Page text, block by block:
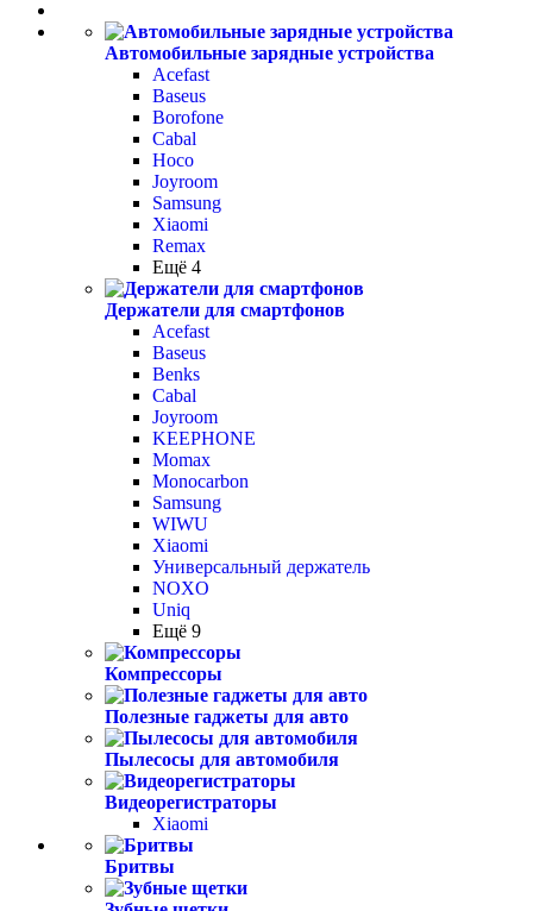
Автомобильные зарядные устройства
Acefast
Baseus
Borofone
Cabal
Hoco
Joyroom
Samsung
Xiaomi
Remax
Ещё 4
Держатели для смартфонов
Acefast
Baseus
Benks
Cabal
Joyroom
KEEPHONE
Momax
Monocarbon
Samsung
WIWU
Xiaomi
Универсальный держатель
NOXO
Uniq
Ещё 9
Компрессоры
Полезные гаджеты для авто
Пылесосы для автомобиля
Видеорегистраторы
Xiaomi
Бритвы